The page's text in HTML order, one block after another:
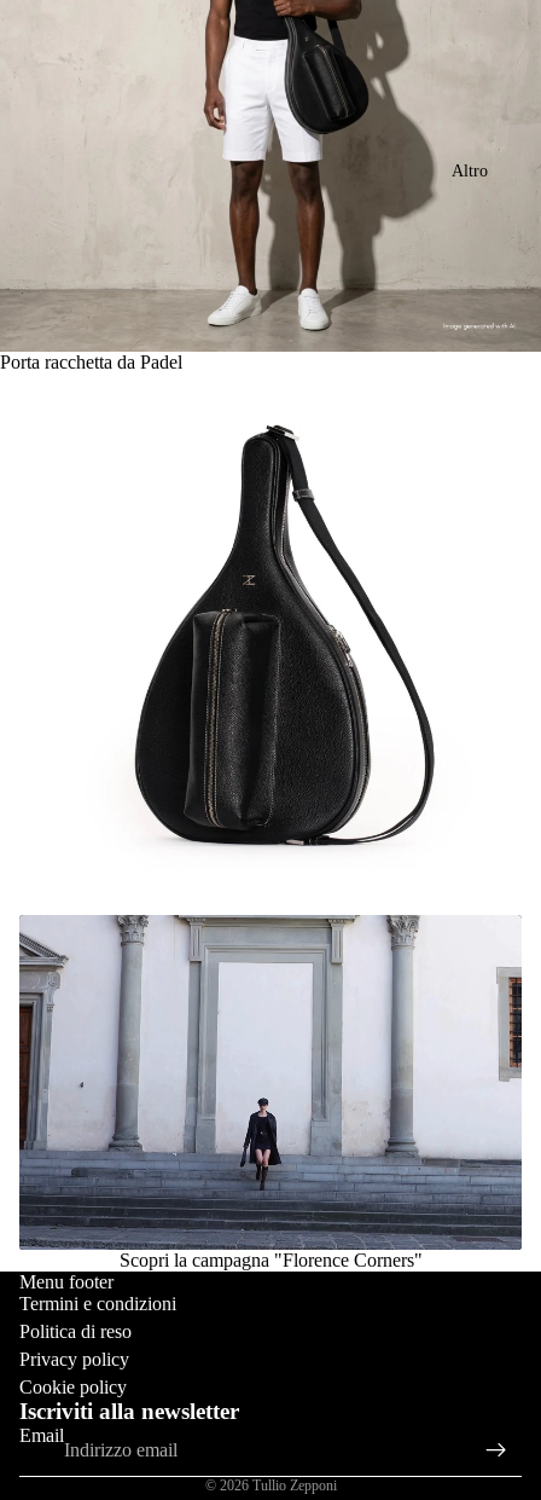
Altro
Porta racchetta da Padel
Riproduci video
Scopri la campagna "Florence Corners"
Menu footer
Termini e condizioni
Politica di reso
Privacy policy
Cookie policy
Iscriviti alla newsletter
Email
© 2026 Tullio Zepponi